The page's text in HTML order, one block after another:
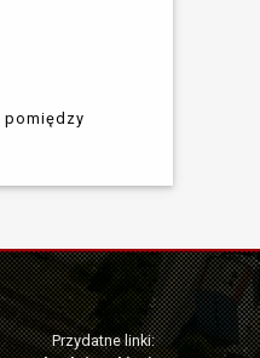
pomiędzy
Przydatne linki: